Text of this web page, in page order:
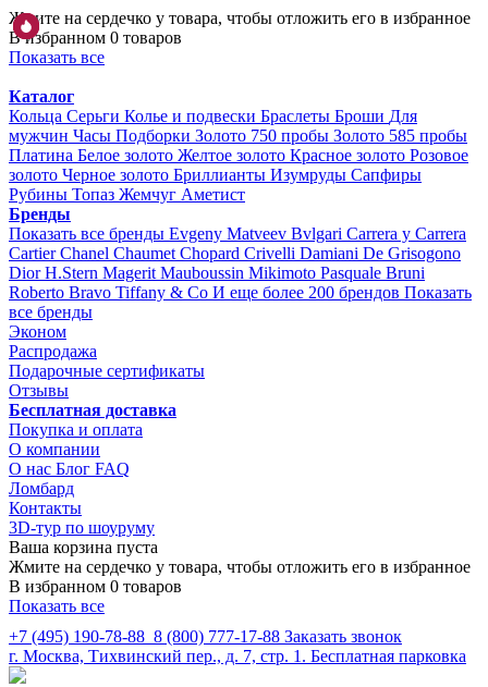
Жмите на сердечко у товара, чтобы отложить его в избранное
В избранном 0 товаров
Показать все
Каталог
Кольца Серьги Колье и подвески Браслеты Броши Для
мужчин Часы Подборки Золото 750 пробы Золото 585 пробы
Платина Белое золото Желтое золото Красное золото Розовое
золото Черное золото Бриллианты Изумруды Сапфиры
Рубины Топаз Жемчуг Аметист
Бренды
Показать все бренды Evgeny Matveev Bvlgari Carrera y Carrera
CartierChanel Chaumet Chopard Crivelli Damiani De Grisogono
DiorH.Stern Magerit Mauboussin Mikimoto Pasquale Bruni
Roberto Bravo Tiffany & Co И еще более 200 брендов Показать
все бренды
Эконом
Распродажа
Подарочные сертификаты
Отзывы
Бесплатная доставка
Покупка и оплата
О компании
О нас Блог FAQ
Ломбард
Контакты
3D-тур по шоуруму
Ваша корзина пуста
Жмите на сердечко у товара, чтобы отложить его в избранное
В избранном 0 товаров
Показать все
+7 (495) 190-78-88 8 (800) 777-17-88 Заказать звонок
г. Москва, Тихвинский пер., д. 7, стр. 1. Бесплатная парковка